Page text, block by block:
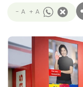
- A + A